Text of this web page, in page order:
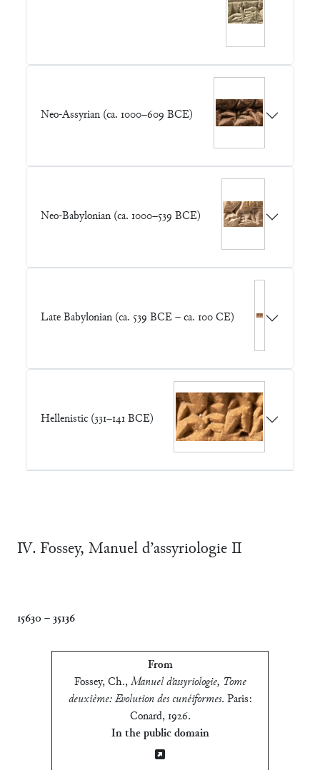
Neo-Assyrian (ca. 1000–609 BCE)
Neo-Babylonian (ca. 1000–539 BCE)
Late Babylonian (ca. 539 BCE – ca. 100 CE)
Hellenistic (331–141 BCE)
Ⅳ. Fossey, Manuel d’assyriologie Ⅱ
15630–35136
From
Fossey, Ch.,Manuel d’assyriologie, Tome
deuxième: Evolution des cunéiformes. Paris:
Conard, 1926.
In the public domain